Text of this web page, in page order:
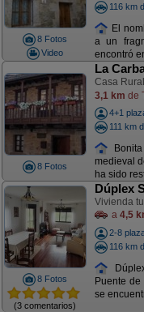
8 Fotos
Video
116 km
El
a un
encontró
8 Fotos
La
Casa
3,1 km de
4+1
111 km
medieval
ha sido
8 Fotos
(3 comentarios)
Dúplex
Vivienda
a 4,5
2-8
116 km
Puente
se